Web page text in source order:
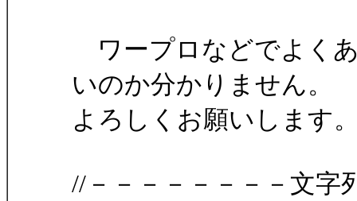
ワープロなどでよく
いのか分かりません。
よろしくお願いします
//－－－－－－－－文字